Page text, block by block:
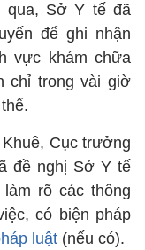
qua, Sở Y tế đã
để ghi nhận
vực khám chữa
chỉ trong vài giờ
Cục trưởng
đề nghị Sở Y tế
rõ các thông
có biện pháp
luật (nếu có).